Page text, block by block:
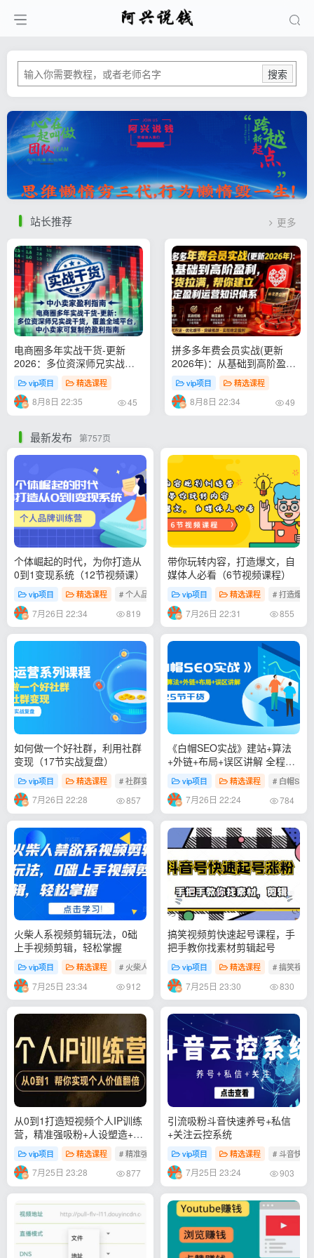
搜索
站长推荐 更多
电商圈多年实战干货-更新
2026：多位资深师兄实战干
货/覆盖全域平台，中小卖家
可复制的盈利指南
vip项目 精选课程
8月8日 22:35 45
拼多多年费会员实战(更新
2026年)：从基础到高阶盈
利，干货拉满，帮你建立稳定
盈利运营知识体系
vip项目 精选课程
8月8日 22:34 49
最新发布 第757页
个体崛起的时代，为你打造从
0到1变现系统（12节视频课）
vip项目 精选课程 # 个人品牌训练营
7月26日 22:34 819
带你玩转内容，打造爆文，自
媒体人必看（6节视频课程）
vip项目 精选课程 # 打造爆文
7月26日 22:31 855
如何做一个好社群，利用社群
变现（17节实战复盘）
vip项目 精选课程 # 社群变现
7月26日 22:28 857
《白帽SEO实战》建站+算法
+外链+布局+误区讲解 全程无
vip项目 精选课程 # 白帽SEO
7月26日 22:24 784
火柴人系视频剪辑玩法，0础
上手视频剪辑，轻松掌握
vip项目 精选课程 # 火柴人系视频剪辑玩法
7月25日 23:34 912
搞笑视频剪快速起号课程，手
把手教你找素材剪辑起号
vip项目 精选课程 # 搞笑视频
7月25日 23:30 830
从0到1打造短视频个人IP训练
营，精准强吸粉+人设塑造+主
页搭建+快速起号
vip项目 精选课程 # 精准强吸粉
7月25日 23:28 877
引流吸粉斗音快速养号+私信
+关注云控系统
vip项目 精选课程 # 斗音快速
7月25日 23:24 903